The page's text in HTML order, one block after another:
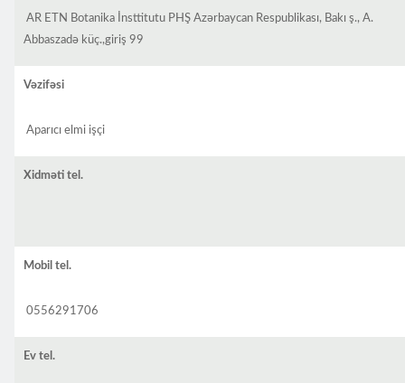
AR ETN Botanika İnsttitutu PHŞ Azərbaycan Respublikası, Bakı ş., A.
Abbaszadə küç.,giriş 99
Vəzifəsi
Aparıcı elmi işçi
Xidməti tel.
Mobil tel.
0556291706
Ev tel.